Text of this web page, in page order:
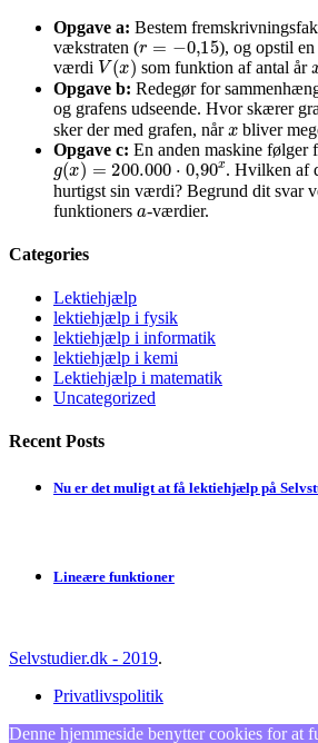
Opgave a: Bestem
vækstraten (
r=−0,15
), og opstil
værdi V(x) som funktion af antal år
Opgave b: Redegør for
og grafens udseende. Hvor skærer
sker der med grafen, når
x
bliver
Opgave c: En anden maskine følger
g(x)=200.000⋅0,90x
. Hvilken af
hurtigst sin værdi? Begrund dit svar
funktioners
a
-værdier.
Categories
Lektiehjælp
lektiehjælp i fysik
lektiehjælp i informatik
lektiehjælp i kemi
Lektiehjælp i matematik
Uncategorized
Recent Posts
Nu er det muligt at få lektiehjælp på
Lineære funktioner
Selvstudier.dk - 2019.
Privatlivspolitik
Denne hjemmeside benytter cookies for at